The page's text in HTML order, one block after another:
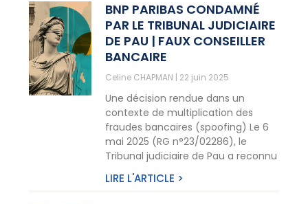
BNP PARIBAS CONDAMNÉ
PAR LE TRIBUNAL JUDICIAIRE
DE PAU | FAUX CONSEILLER
BANCAIRE
Celine CHAPMAN 22 juin 2025
Une décision rendue dans un
contexte de multiplication des
fraudes bancaires (spoofing) Le 6
mai 2025 (RG n°23/02286), le
Tribunal judiciaire de Pau a reconnu
LIRE L'ARTICLE >